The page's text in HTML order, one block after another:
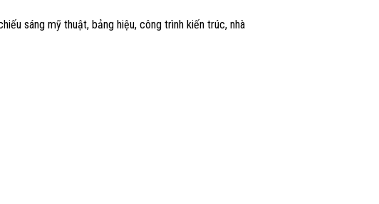
sáng mỹ thuật, bảng hiệu, công trình kiến trúc, nhà